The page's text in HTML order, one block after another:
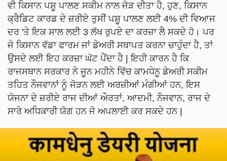
ਵੀ ਕਿਸਾਨ ਪਸ਼ੂ ਪਾਲਣ ਸਕੀਮ ਨਾਲ ਜੋੜ ਦੀਤਾ ਹੈ, ਹੁਣ, ਕਿਸਾਨ
ਕ੍ਰੈਡਿਟ ਕਾਰਡ ਦੇ ਜ਼ਰੀਏ ਤੁਸੀਂ ਪਸ਼ੂ ਪਾਲਣ ਲਈ 4% ਦੀ ਵਿਆਜ
ਦਰ 'ਤੇ ਇਕ ਸਾਲ ਲਈ 3 ਲੱਖ ਰੁਪਏ ਦਾ ਕਰਜ਼ਾ ਲੈ ਸਕਦੇ ਹੋ। ਪਰ
ਜੇ ਕਿਸਾਨ ਵੱਡਾ ਫਾਰਮ ਜਾਂ ਡੇਅਰੀ ਸਥਾਪਤ ਕਰਨਾ ਚਾਹੁੰਦਾ ਹੈ, ਤਾਂ
ਉਸਦੇ ਲਈ ਇਹ ਕਰਜ਼ਾ ਘੱਟ ਪੈਂਦਾ ਹੈ | ਇਹੀ ਕਾਰਨ ਹੈ ਕਿ
ਰਾਜਸਥਾਨ ਸਰਕਾਰ ਨੇ ਜੂਨ ਮਹੀਨੇ ਵਿੱਚ ਕਾਮਧੇਨੂ ਡੇਅਰੀ ਸਕੀਮ
ਤਹਿਤ ਨੌਜਵਾਨਾਂ ਨੂੰ ਜੋੜਨ ਲਈ ਅਰਜ਼ੀਆਂ ਮੰਗੀਆਂ ਹਨ, ਇਸ
ਯੋਜਨਾ ਦੇ ਜ਼ਰੀਏ ਰਾਜ ਦੀਆਂ ਔਰਤਾਂ, ਆਦਮੀ, ਨੌਜਵਾਨ, ਰਾਜ ਦੇ
ਸਾਰੇ ਅਧਿਕਾਰੀ ਯੋਗ ਹਨ ਜੋ ਅਪਲਾਈ ਕਰ ਸਕਦੇ ਹਨ |